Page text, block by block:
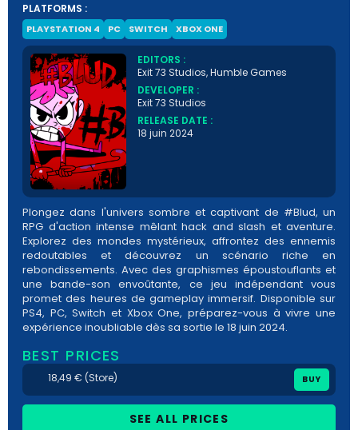
PLATFORMS :
PLAYSTATION 4 PC SWITCH XBOX ONE
EDITORS :
Exit 73 Studios, Humble Games
DEVELOPER :
Exit 73 Studios
RELEASE DATE :
18 juin 2024
Plongez dans l'univers sombre et captivant de #Blud, un
RPG d'action intense mêlant hack and slash et aventure.
Explorez des mondes mystérieux, affrontez des ennemis
redoutables et découvrez un scénario riche en
rebondissements. Avec des graphismes époustouflants et
une bande-son envoûtante, ce jeu indépendant vous
promet des heures de gameplay immersif. Disponible sur
PS4, PC, Switch et Xbox One, préparez-vous à vivre une
expérience inoubliable dès sa sortie le 18 juin 2024.
BEST PRICES
18,49 € (Store) BUY
SEE ALL PRICES